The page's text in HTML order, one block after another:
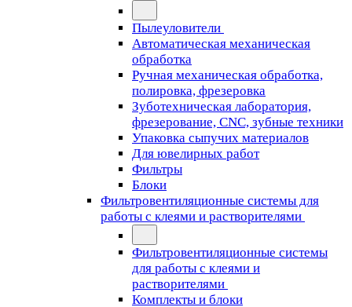
Пылеуловители
Автоматическая механическая
обработка
Ручная механическая обработка,
полировка, фрезеровка
Зуботехническая лаборатория,
фрезерование, CNC, зубные техники
Упаковка сыпучих материалов
Для ювелирных работ
Фильтры
Блоки
Фильтровентиляционные системы для
работы с клеями и растворителями
Фильтровентиляционные системы
для работы с клеями и
растворителями
Комплекты и блоки